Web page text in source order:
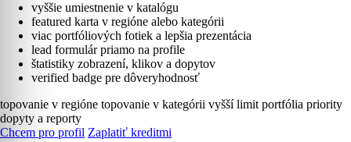
vyššie umiestnenie v katalógu
featured karta v regióne alebo kategórii
viac portfóliových fotiek a lepšia prezentácia
lead formulár priamo na profile
štatistiky zobrazení, klikov a dopytov
verified badge pre dôveryhodnosť
topovanie v regióne topovanie v kategórii vyšší limit portfólia priority
dopyty a reporty
Chcem pro profil Zaplatiť kreditmi